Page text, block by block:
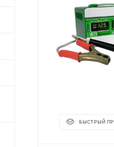
БЫСТРЫЙ